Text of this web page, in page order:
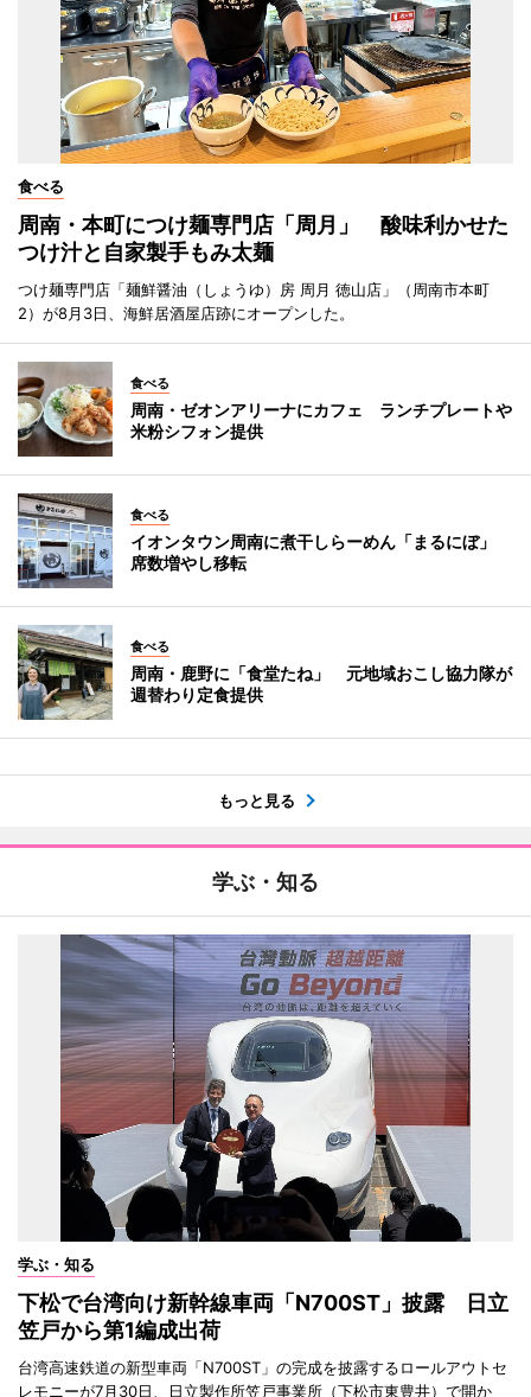
食べる
周南・本町につけ麺専門店「周月」 酸味利かせた
つけ汁と自家製手もみ太麺
つけ麺専門店「麺鮮醤油（しょうゆ）房 周月 徳山店」（周南市本町
2）が8月3日、海鮮居酒屋店跡にオープンした。
食べる
周南・ゼオンアリーナにカフェ ランチプレートや
米粉シフォン提供
食べる
イオンタウン周南に煮干しらーめん「まるにぼ」
席数増やし移転
食べる
周南・鹿野に「食堂たね」 元地域おこし協力隊が
週替わり定食提供
もっと見る
学ぶ・知る
学ぶ・知る
下松で台湾向け新幹線車両「N700ST」披露 日立
笠戸から第1編成出荷
台湾高速鉄道の新型車両「N700ST」の完成を披露するロールアウトセ
レモニーが7月30日、日立製作所笠戸事業所（下松市東豊井）で開か